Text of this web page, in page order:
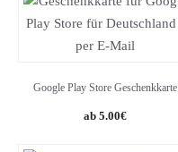
Google Play Store Geschenkkarte
5.00€